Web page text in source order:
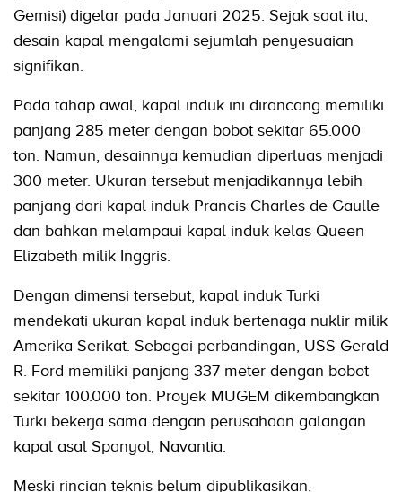
Gemisi) digelar pada Januari 2025. Sejak saat itu,
desain kapal mengalami sejumlah penyesuaian
signifikan.
Pada tahap awal, kapal induk ini dirancang memiliki
panjang 285 meter dengan bobot sekitar 65.000
ton. Namun, desainnya kemudian diperluas menjadi
300 meter. Ukuran tersebut menjadikannya lebih
panjang dari kapal induk Prancis Charles de Gaulle
dan bahkan melampaui kapal induk kelas Queen
Elizabeth milik Inggris.
Dengan dimensi tersebut, kapal induk Turki
mendekati ukuran kapal induk bertenaga nuklir milik
Amerika Serikat. Sebagai perbandingan, USS Gerald
R. Ford memiliki panjang 337 meter dengan bobot
sekitar 100.000 ton. Proyek MUGEM dikembangkan
Turki bekerja sama dengan perusahaan galangan
kapal asal Spanyol, Navantia.
Meski rincian teknis belum dipublikasikan,